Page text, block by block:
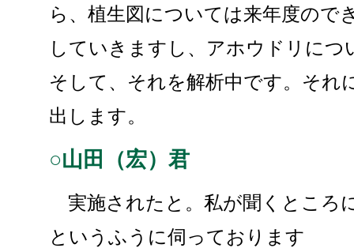
ら、植生図については来年度ので
していきますし、アホウドリに
そして、それを解析中です。それ
出します。
○山田（宏）君
実施されたと。私が聞くところ
というふうに伺っております